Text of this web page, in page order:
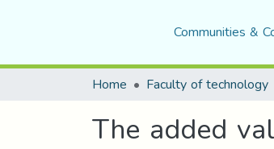
Communities &
Home Faculty of technology
The added